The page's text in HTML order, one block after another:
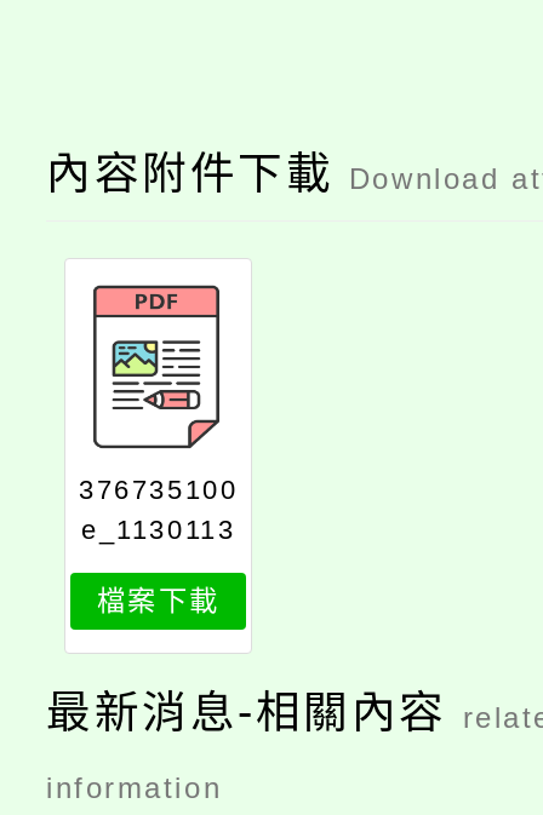
內容附件下載 Download
376735100
e_1130113
416_attach
1
檔案下載
最新消息-相關內容
information